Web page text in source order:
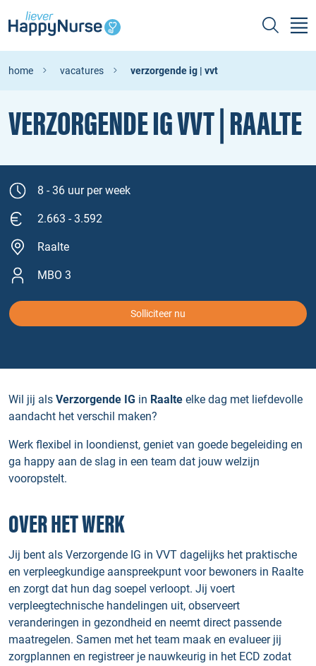
home vacatures verzorgende ig | vvt
VERZORGENDE IG VVT | RAALTE
8 - 36 uur per week
2.663 - 3.592
Raalte
MBO 3
Solliciteer nu
Wil jij als Verzorgende IG in Raalte elke dag met liefdevolle
aandacht het verschil maken?
Werk flexibel in loondienst, geniet van goede begeleiding en
ga happy aan de slag in een team dat jouw welzijn
vooropstelt.
OVER HET WERK
Jij bent als Verzorgende IG in VVT dagelijks het praktische
en verpleegkundige aanspreekpunt voor bewoners in Raalte
en zorgt dat hun dag soepel verloopt. Jij voert
verpleegtechnische handelingen uit, observeert
veranderingen in gezondheid en neemt direct passende
maatregelen. Samen met het team maak en evalueer jij
zorgplannen en registreer je nauwkeurig in het ECD zodat